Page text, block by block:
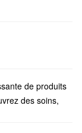
de produits
des soins,